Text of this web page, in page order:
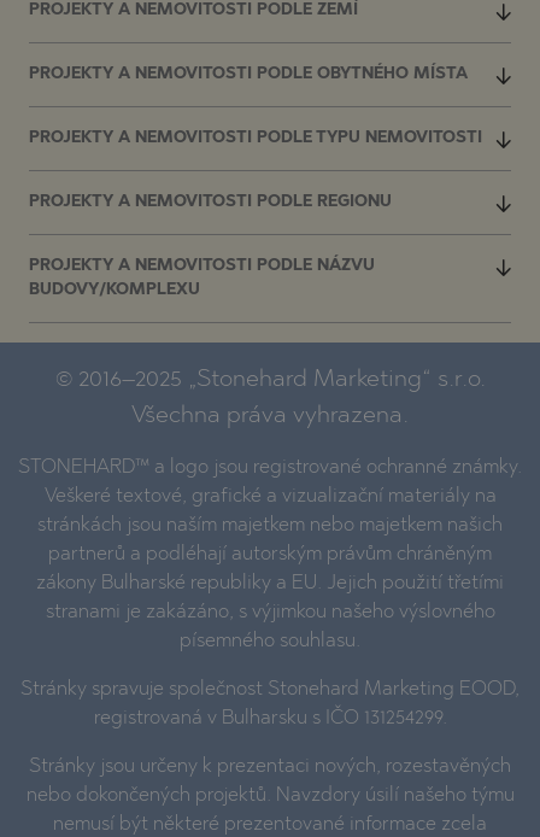
PROJEKTY A NEMOVITOSTI PODLE ZEMÍ
PROJEKTY A NEMOVITOSTI PODLE OBYTNÉHO MÍSTA
PROJEKTY A NEMOVITOSTI PODLE TYPU NEMOVITOSTI
PROJEKTY A NEMOVITOSTI PODLE REGIONU
PROJEKTY A NEMOVITOSTI PODLE NÁZVU
BUDOVY/KOMPLEXU
© 2016–2025 „Stonehard Marketing“ s.r.o.
Všechna práva vyhrazena.
STONEHARD™ a logo jsou registrované ochranné známky.
Veškeré textové, grafické a vizualizační materiály na
stránkách jsou naším majetkem nebo majetkem našich
partnerů a podléhají autorským právům chráněným
zákony Bulharské republiky a EU. Jejich použití třetími
stranami je zakázáno, s výjimkou našeho výslovného
písemného souhlasu.
Stránky spravuje společnost Stonehard Marketing EOOD,
registrovaná v Bulharsku s IČO 131254299.
Stránky jsou určeny k prezentaci nových, rozestavěných
nebo dokončených projektů. Navzdory úsilí našeho týmu
nemusí být některé prezentované informace zcela